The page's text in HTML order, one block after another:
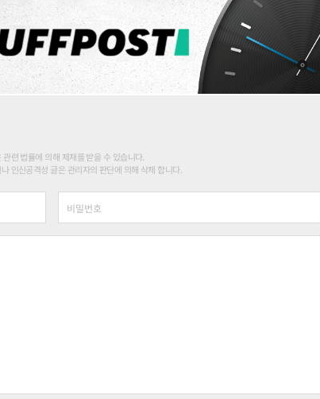
련 법률에 의해 제재를 받을 수 있습니다.
인신공격성 글은 관리자의 판단에 의해 삭제 합니다.